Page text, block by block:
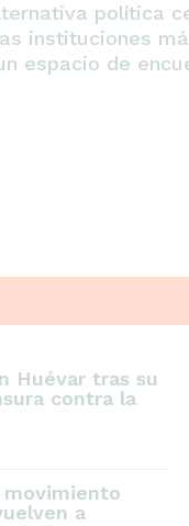
política
instituciones
espacio de
Huévar tras su
contra la
movimiento
a